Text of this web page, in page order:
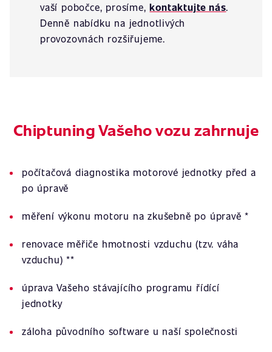
vaší pobočce, prosíme,kontaktujte nás.
Denně nabídku na jednotlivých
provozovnách rozšiřujeme.
Chiptuning Vašeho vozu zahrnuje
počítačová diagnostika motorové jednotky před a
po úpravě
měření výkonu motoru na zkušebně po úpravě *
renovace měřiče hmotnosti vzduchu (tzv. váha
vzduchu) **
úprava Vašeho stávajícího programu řídící
jednotky
záloha původního software u naší společnosti